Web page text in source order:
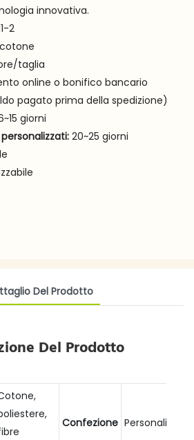
innovativa.
2
cotone
taglia
online o bonifico bancario
pagato prima della spedizione)
giorni
20~25 giorni
Del Prodotto
Del Prodotto
Confezione